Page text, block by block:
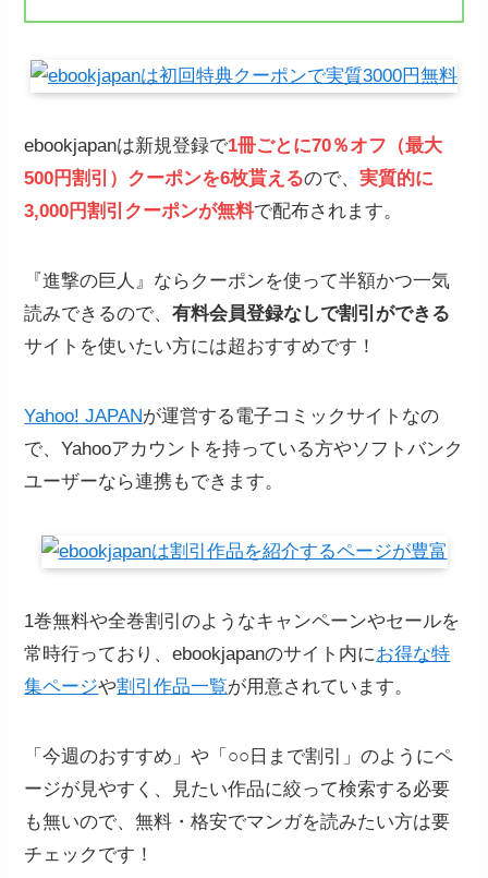
ebookjapanは新規登録で1冊ごとに70％オフ（最大
500円割引）クーポンを6枚貰えるので、実質的に
3,000円割引クーポンが無料で配布されます。
『進撃の巨人』ならクーポンを使って半額かつ一気
読みできるので、有料会員登録なしで割引ができる
サイトを使いたい方には超おすすめです！
Yahoo! JAPANが運営する電子コミックサイトなの
で、Yahooアカウントを持っている方やソフトバンク
ユーザーなら連携もできます。
1巻無料や全巻割引のようなキャンペーンやセールを
常時行っており、ebookjapanのサイト内にお得な特
集ページや割引作品一覧が用意されています。
「今週のおすすめ」や「○○日まで割引」のようにペ
ージが見やすく、見たい作品に絞って検索する必要
も無いので、無料・格安でマンガを読みたい方は要
チェックです！